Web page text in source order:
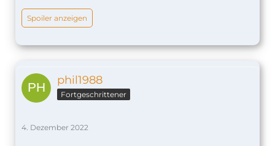
Spoiler anzeigen
phil1988
Fortgeschrittener
4. Dezember 2022